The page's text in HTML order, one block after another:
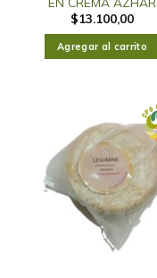
$13.100,00
Agregar al carrito